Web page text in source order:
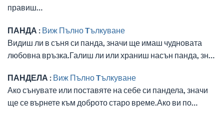
правиш…
ПАНДА : Виж Пълно Tълкуване
Видиш ли в съня си панда, значи ще имаш чудновата
любовна връзка.Галиш ли или храниш насън панда, зн…
ПАНДЕЛА : Виж Пълно Tълкуване
Ако сънувате или поставяте на себе си пандела, значи
ще се върнете към доброто старо време.Ако ви по…